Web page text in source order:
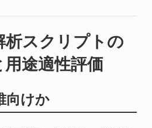
析スクリプトの
途適性評価
向けか